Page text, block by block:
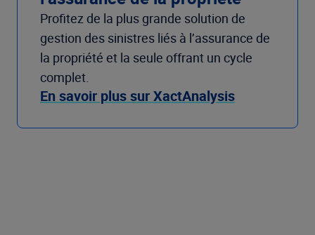
Profitez de la plus grande solution de
gestion des sinistres liés à l’assurance de
la propriété et la seule offrant un cycle
complet.
En savoir plus sur XactAnalysis